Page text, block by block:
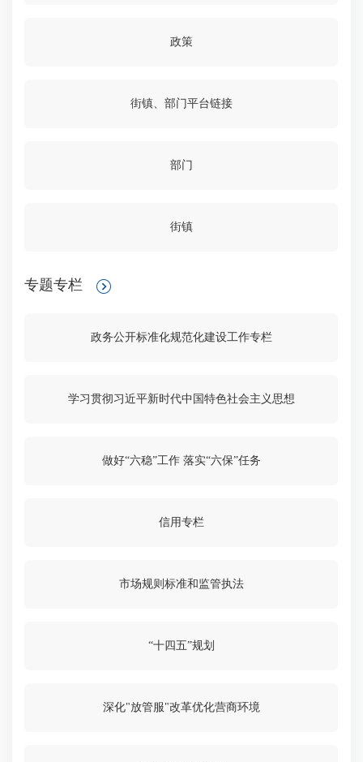
政策
街镇、部门平台链接
部门
街镇
专题专栏
政务公开标准化规范化建设工作专栏
学习贯彻习近平新时代中国特色社会主义思想
做好“六稳”工作 落实“六保”任务
信用专栏
市场规则标准和监管执法
“十四五”规划
深化"放管服"改革优化营商环境